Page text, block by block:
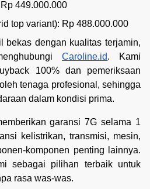
449.000.000
top variant): Rp 488.000.000
bekas dengan kualitas terjamin,
Caroline.id. Kami
100% dan pemeriksaan
tenaga profesional, sehingga
dalam kondisi prima.
garansi 7G selama 1
kelistrikan, transmisi, mesin,
komponen penting lainnya.
sebagai pilihan terbaik untuk
rasa was-was.